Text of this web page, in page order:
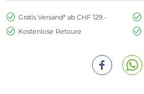
Gratis Versand* ab CHF 129.-
Kostenlose Retoure